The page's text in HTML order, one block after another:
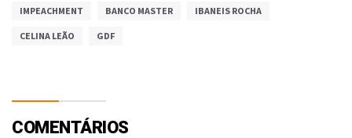
IMPEACHMENT BANCO MASTER IBANEIS ROCHA
CELINA LEÃO GDF
COMENTÁRIOS